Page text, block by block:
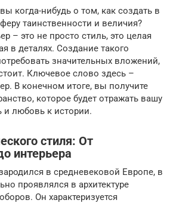
когда-нибудь о том, как создать в
таинственности и величия?
– это не просто стиль, это целая
в деталях. Создание такого
значительных вложений,
Ключевое слово здесь –
В конечном итоге, вы получите
которое будет отражать вашу
и любовь к истории.
стиля: От
интерьера
в средневековой Европе, в
проявлялся в архитектуре
Он характеризуется